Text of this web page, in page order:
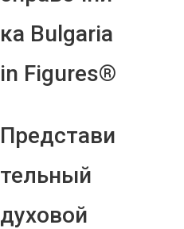
ка Bulgaria
in Figures®
Представи
тельный
духовой